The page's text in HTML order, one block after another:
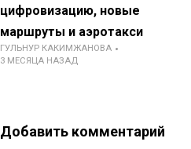
цифровизацию, новые
маршруты и аэротакси
ГУЛЬНУР КАКИМЖАНОВА
3 МЕСЯЦА НАЗАД
Добавить комментарий